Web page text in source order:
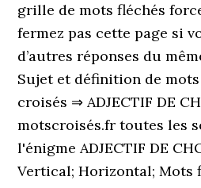
grille de mots fléchés
fermez pas cette page si
d’autres réponses du
Sujet et définition de
croisés ⇒ ADJECTIF DE
motscroisés.fr toutes les
l'énigme ADJECTIF DE
Vertical; Horizontal; Mots